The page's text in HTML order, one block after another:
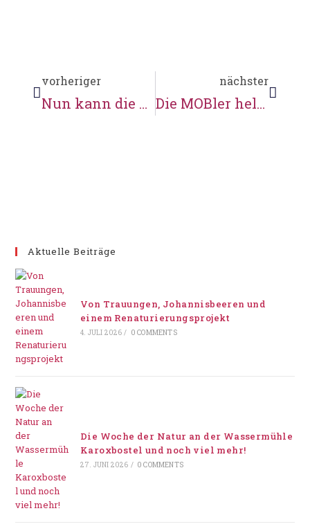
vorheriger
Nun kann die Gartensaison wirklich starten.
nächster
Die MOBler helfen an der Mühle
Aktuelle Beiträge
Von Trauungen, Johannisbeeren und
einem Renaturierungsprojekt
4. JULI 2026 / 0 COMMENTS
Die Woche der Natur an der Wassermühle
Karoxbostel und noch viel mehr!
27. JUNI 2026 / 0 COMMENTS